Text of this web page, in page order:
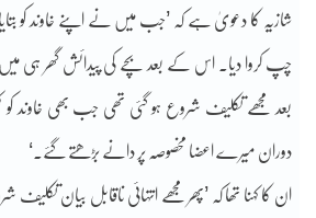
شازیہ کا دعویٰ ہے کہ ’جب میں نے اپنے خاوند کو
چپ کروا دیا۔ اس کے بعد بچے کی پیدائش گھر ہی
بعد مجھے تکلیف شروع ہو گئی تھی جب بھی خاوند
دوران میرے اعضا مخصوصہ پر دانے بڑھتے گئے۔‘
ان کا کہنا تھا کہ ’پھر مجھے انتہائی ناقابل بیان